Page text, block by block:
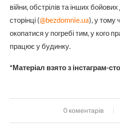
війни, обстрілів та інших
сторінці (@bezdomnie.ua), у тому
окопатися у погребі тим, у кого
працює у будинку.
*Матеріал взято з інстаграм-
0 коментарів